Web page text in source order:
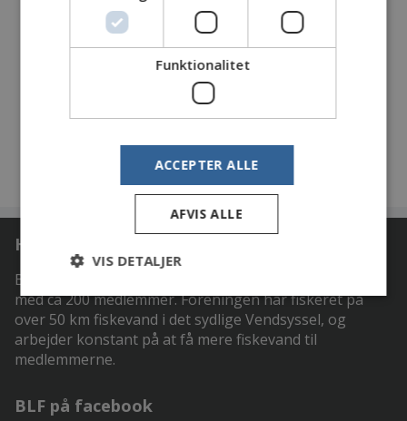
31.marts Tirsdag
Retroaften. Vis os dit ældste
Salgsaften JC Fisk
2. maj LørdagTurbåd fra Hirtshals - pirketur.
Hvem er vi
Brønderslev Lystfiskeriforening (BLF) er en forening
med ca 200 medlemmer. Foreningen har fiskeret på
over 50 km fiskevand i det sydlige Vendsyssel, og
arbejder konstant på at få mere fiskevand til
medlemmerne.
BLF på facebook
Funktionalitet
ACCEPTER ALLE
AFVIS ALLE
VIS DETALJER